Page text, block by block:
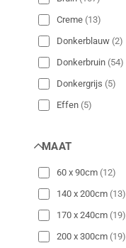
Creme (13)
Donkerblauw (2)
Donkerbruin (54)
Donkergrijs (5)
Effen (5)
Grijs
Lichtgrijs ( 5)
Multicolor (2)
Oranje (1)
Oud roze (1)
MAAT
60 x 90cm (12)
140 x 200cm (13)
170 x 240cm (19)
200 x 300cm (19)